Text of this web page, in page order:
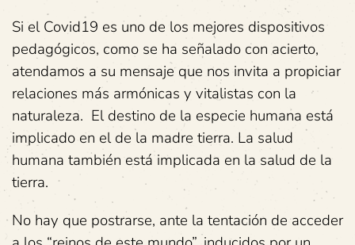
Si el Covid19 es uno de los mejores dispositivos
pedagógicos, como se ha señalado con acierto,
atendamos a su mensaje que nos invita a propiciar
relaciones más armónicas y vitalistas con la
naturaleza. El destino de la especie humana está
implicado en el de la madre tierra. La salud
humana también está implicada en la salud de la
tierra.
No hay que postrarse, ante la tentación de acceder